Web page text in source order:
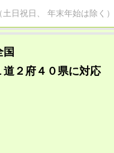
日祝日、 年末年始は除く）
国
道２府４０県に対応